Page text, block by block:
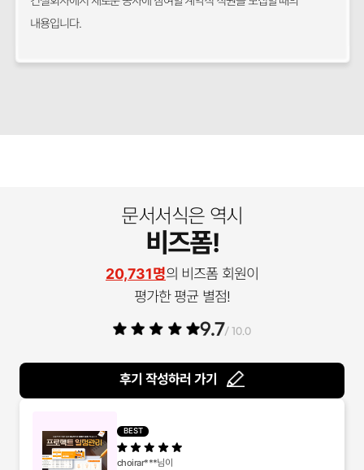
내용입니다.
문서서식은 역시
비즈폼!
20,731명의 비즈폼 회원이
평가한 평균 별점!
9.7/ 10.0
후기 작성하러 가기
BEST
choirar***님이